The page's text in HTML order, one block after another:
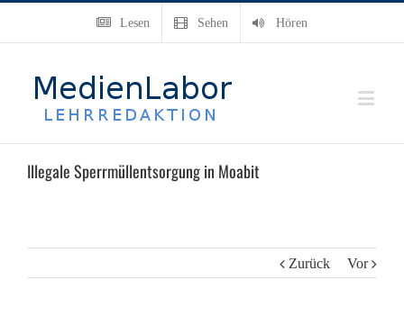
Lesen Sehen Hören
Illegale Sperrmüllentsorgung in Moabit
Zurück Vor